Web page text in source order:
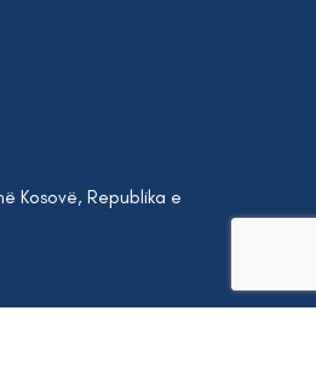
Kosovë, Republika e